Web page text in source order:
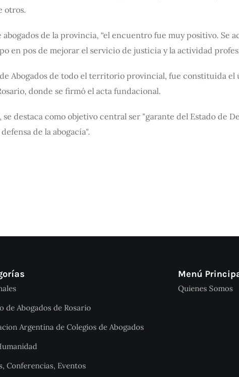
otros.
de la provincia, “el encuentro fue muy positivo. Se
en pos de mejorar el servicio de justicia y la actividad
Abogados de todo el territorio provincial, fue constituida
donde se firmó el acta fundacional.
destaca como objetivo central ser "garante del Estado de
de la abogacía".
de Abogados de Rosario
Argentina de Colegios de Abogados
Conferencias, Eventos
Menú
Quienes Somos